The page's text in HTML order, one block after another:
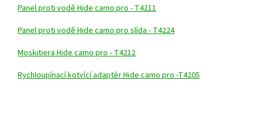
Panel proti vodě Hide camo pro - T4211
Panel proti vodě Hide camo pro slída - T4224
Moskitiera Hide camo pro - T4212
Rychloupínací kotvící adaptér Hide camo pro -T4205